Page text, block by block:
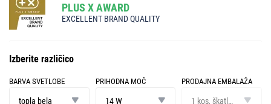
PLUS X AWARD
EXCELLENT BRAND QUALITY
Izberite različico
BARVA SVETLOBE
svetlobe
topla bela
PRIHODNA MOČ
moč14 W
PRODAJNA EMBALAŽA
embalaža
1 kos, škatlica